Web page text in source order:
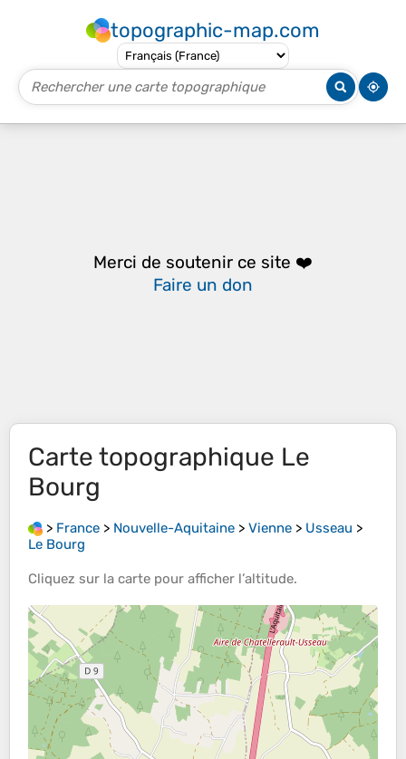
topographic-map.com
Merci de soutenir ce site ❤️
Faire un don
Carte topographique Le
Bourg
> France > Nouvelle-Aquitaine > Vienne > Usseau >
Le Bourg
Cliquez sur la carte pour afficher l’altitude.